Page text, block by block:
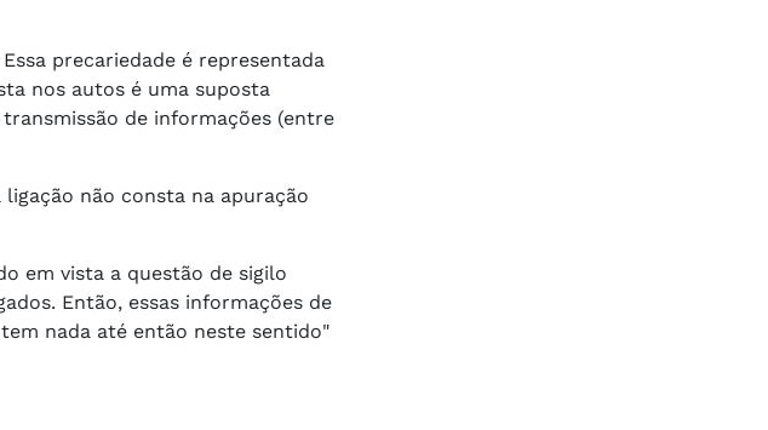
precariedade é representada
nos autos é uma suposta
de informações (entre
não consta na apuração
em vista a questão de sigilo
Então, essas informações de
nada até então neste sentido"